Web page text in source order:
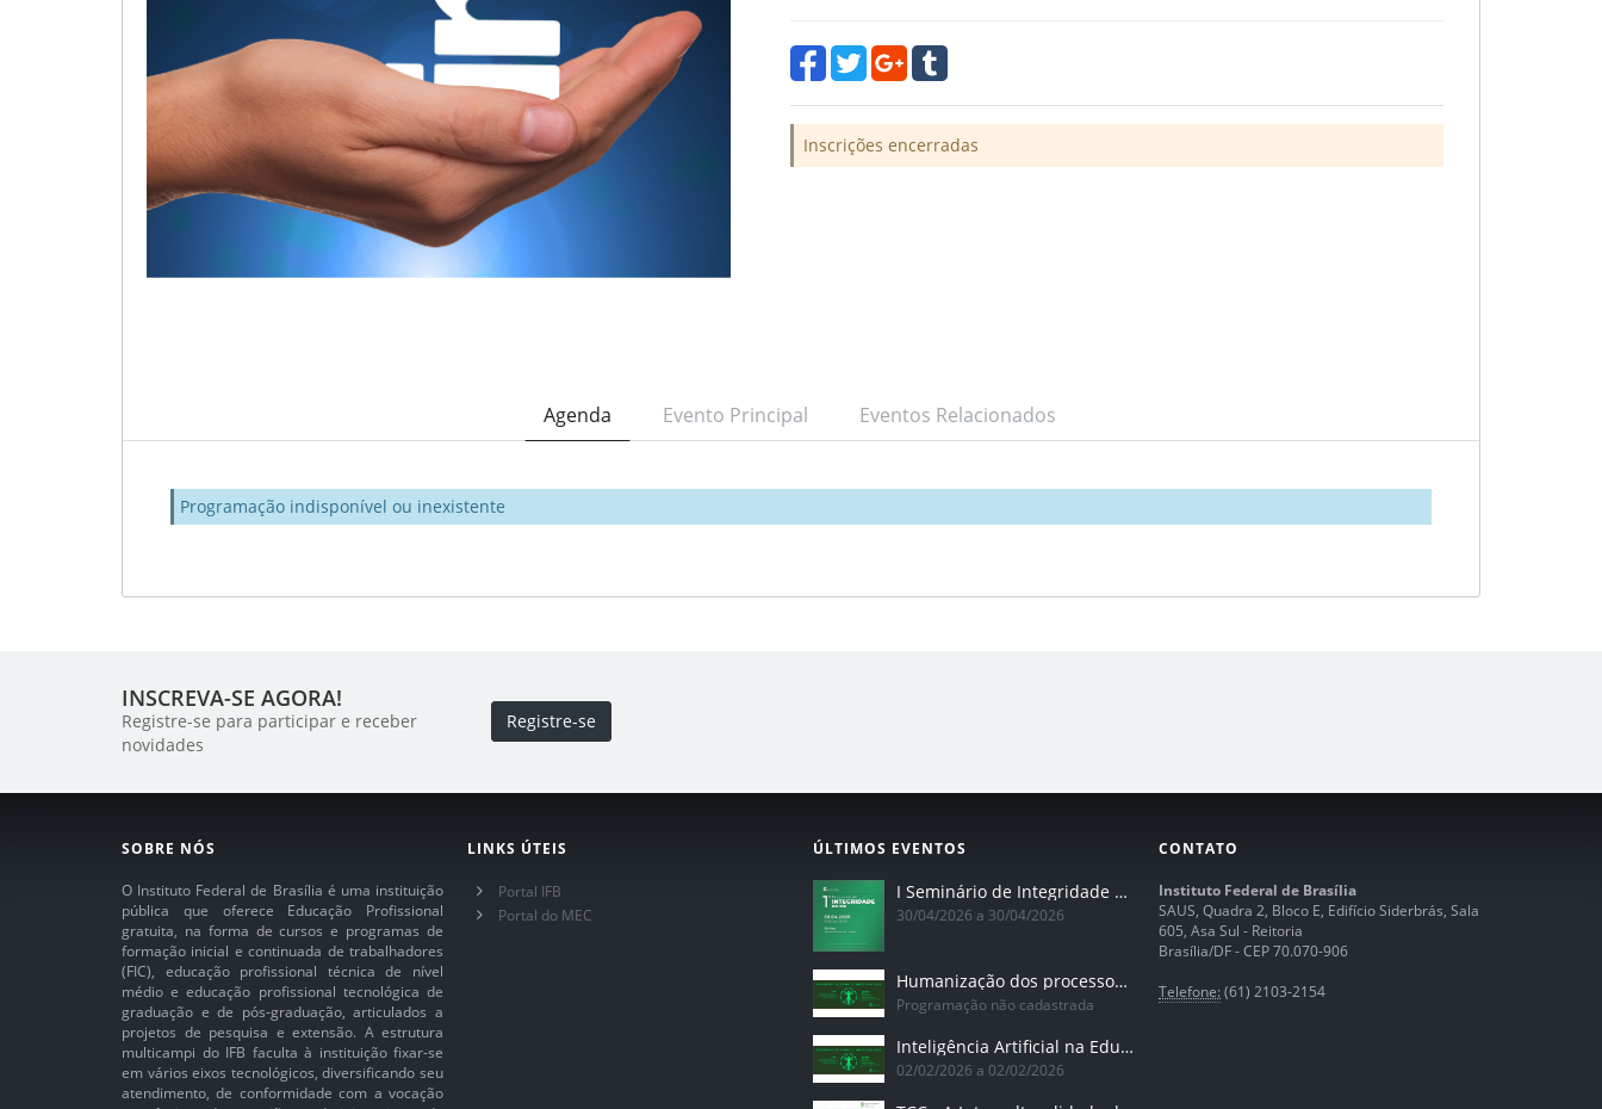
Inscrições encerradas
Agenda Evento Principal Eventos Relacionados
Programação indisponível ou inexistente
INSCREVA-SE AGORA!
Registre-se para participar e receber
novidades
Registre-se
SOBRE NÓS
O Instituto Federal de Brasília é uma instituição
pública que oferece Educação Profissional
gratuita, na forma de cursos e programas de
formação inicial e continuada de trabalhadores
(FIC), educação profissional técnica de nível
médio e educação profissional tecnológica de
graduação e de pós-graduação, articulados a
projetos de pesquisa e extensão. A estrutura
multicampi do IFB faculta à instituição fixar-se
em vários eixos tecnológicos, diversificando seu
atendimento, de conformidade com a vocação
LINKS ÚTEIS
Portal IFB
Portal do MEC
ÚLTIMOS EVENTOS
I Seminário de Integridade do IFB
30/04/2026 a 30/04/2026
Humanização dos processos de trabalhos em tempos de IA
Programação não cadastrada
Inteligência Artificial na Educação Profissional e Tecnológica: potencialidades, desafios e desenvolvimento docente
02/02/2026 a 02/02/2026
CONTATO
Instituto Federal de Brasília
SAUS, Quadra 2, Bloco E, Edifício Siderbrás, Sala
605, Asa Sul - Reitoria
Brasília/DF - CEP 70.070-906
Telefone: (61) 2103-2154